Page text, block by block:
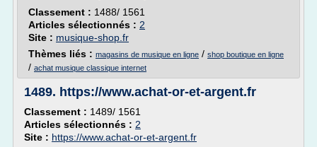
Classement : 1488/ 1561
Articles sélectionnés : 2
Site : musique-shop.fr
Thèmes liés : magasins de musique en ligne / shop boutique en ligne
/ achat musique classique internet
1489. https://www.achat-or-et-argent.fr
Classement : 1489/ 1561
Articles sélectionnés : 2
Site : https://www.achat-or-et-argent.fr